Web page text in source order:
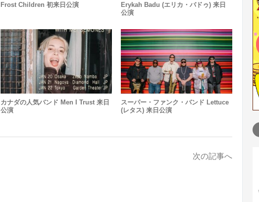
Frost Children 初来日公演
Erykah Badu (エリカ・バドゥ) 来日
公演
カナダの人気バンド Men I Trust 来日
公演
スーパー・ファンク・バンド Lettuce
(レタス) 来日公演
次の記事へ